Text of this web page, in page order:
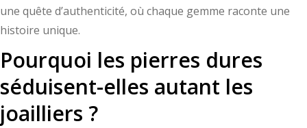
une quête d’authenticité, où chaque gemme raconte une
histoire unique.
Pourquoi les pierres dures
séduisent-elles autant les
joailliers ?